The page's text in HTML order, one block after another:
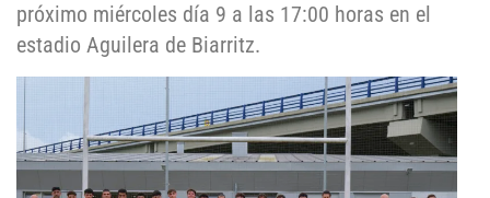
próximo miércoles día 9 a las 17:00 horas en el
estadio Aguilera de Biarritz.